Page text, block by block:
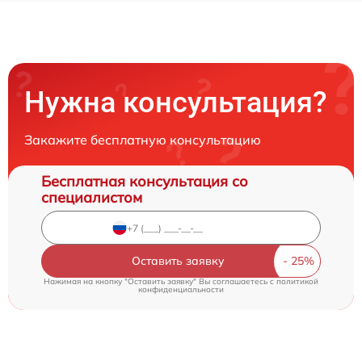
Нужна консультация?
Закажите бесплатную консультацию
Бесплатная консультация со
специалистом
Оставить заявку
Нажимая на кнопку "Оставить заявку" Вы соглашаетесь c политикой
конфиденциальности